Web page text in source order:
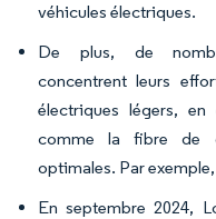
véhicules électriques.
De plus, de
concentrent leurs
électriques légers, en
comme la fibre de
optimales. Par exemple,
En septembre 2024,